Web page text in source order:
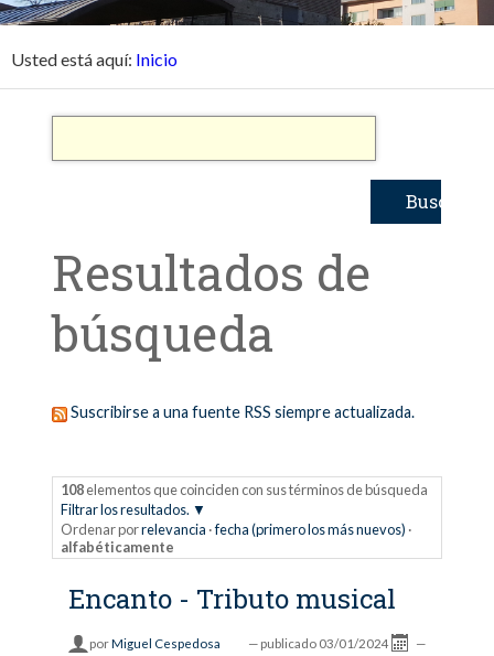
Usted está aquí: Inicio
Resultados de
búsqueda
Suscribirse a una fuente RSS siempre actualizada.
108elementos que coinciden con sus términos de búsqueda
Filtrar los resultados.
Ordenar porrelevancia ·fecha (primero los más nuevos) ·
alfabéticamente
Encanto - Tributo musical
porMiguel Cespedosa — publicado 03/01/2024
—